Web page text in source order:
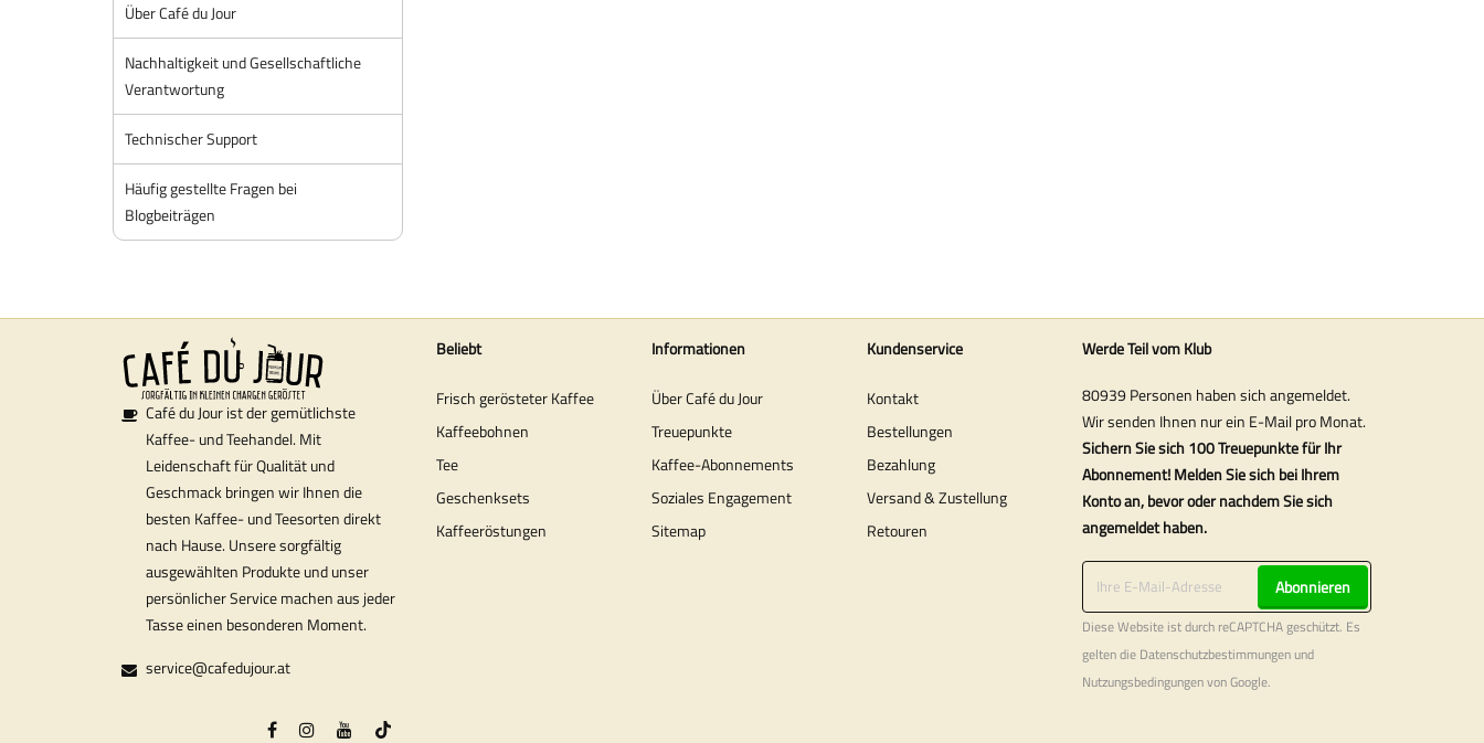
Über Café du Jour
Nachhaltigkeit und Gesellschaftliche
Verantwortung
Technischer Support
Häufig gestellte Fragen bei
Blogbeiträgen
Café du Jour ist der gemütlichste
Kaffee- und Teehandel. Mit
Leidenschaft für Qualität und
Geschmack bringen wir Ihnen die
besten Kaffee- und Teesorten direkt
nach Hause. Unsere sorgfältig
ausgewählten Produkte und unser
persönlicher Service machen aus jeder
Tasse einen besonderen Moment.
service@cafedujour.at
Beliebt
Frisch gerösteter Kaffee
Kaffeebohnen
Tee
Geschenksets
Kaffeeröstungen
Informationen
Über Café du Jour
Treuepunkte
Kaffee-Abonnements
Soziales Engagement
Sitemap
Kundenservice
Kontakt
Bestellungen
Bezahlung
Versand & Zustellung
Retouren
Werde Teil vom Klub
80939 Personen haben sich angemeldet.
Wir senden Ihnen nur ein E-Mail pro Monat.
Sichern Sie sich 100 Treuepunkte für Ihr
Abonnement! Melden Sie sich bei Ihrem
Konto an, bevor oder nachdem Sie sich
angemeldet haben.
Abonnieren
Diese Website ist durch reCAPTCHA geschützt. Es
gelten die Datenschutzbestimmungenund
Nutzungsbedingungenvon Google.